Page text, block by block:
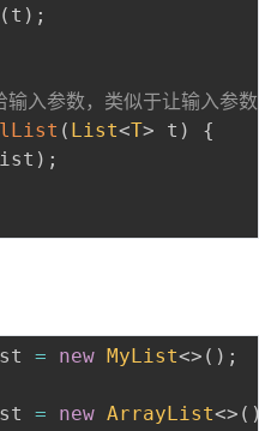
( t ) ;
入参数，类似于让输入参数
( List<T> t )
{
) ;
= new MyList<> ( ) ;
= new ArrayList<> ( )